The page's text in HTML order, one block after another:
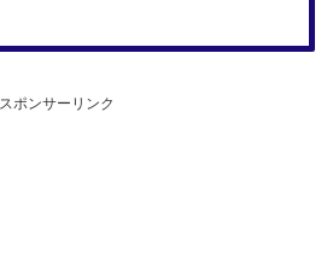
スポンサーリンク